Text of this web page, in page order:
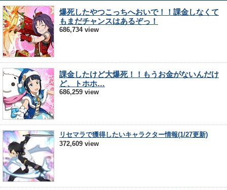
爆死したやつこっちへおいで！！課金しなくて
もまだチャンスはあるぞっ！
686,734 view
課金したけど大爆死！！もうお金がないんだけ
ど、トホホ…
686,259 view
リセマラで獲得したいキャラクター情報(1/27更新)
372,609 view